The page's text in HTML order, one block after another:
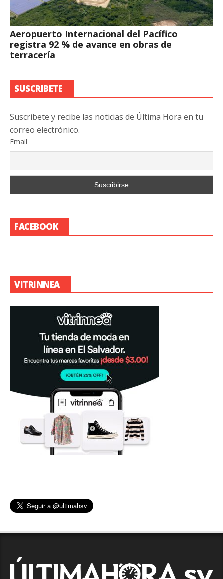
Aeropuerto Internacional del Pacífico
registra 92 % de avance en obras de
terracería
SUSCRIBETE
Suscribete y recibe las noticias de Última Hora en tu
correo electrónico.
Email
FACEBOOK
VITRINNEA